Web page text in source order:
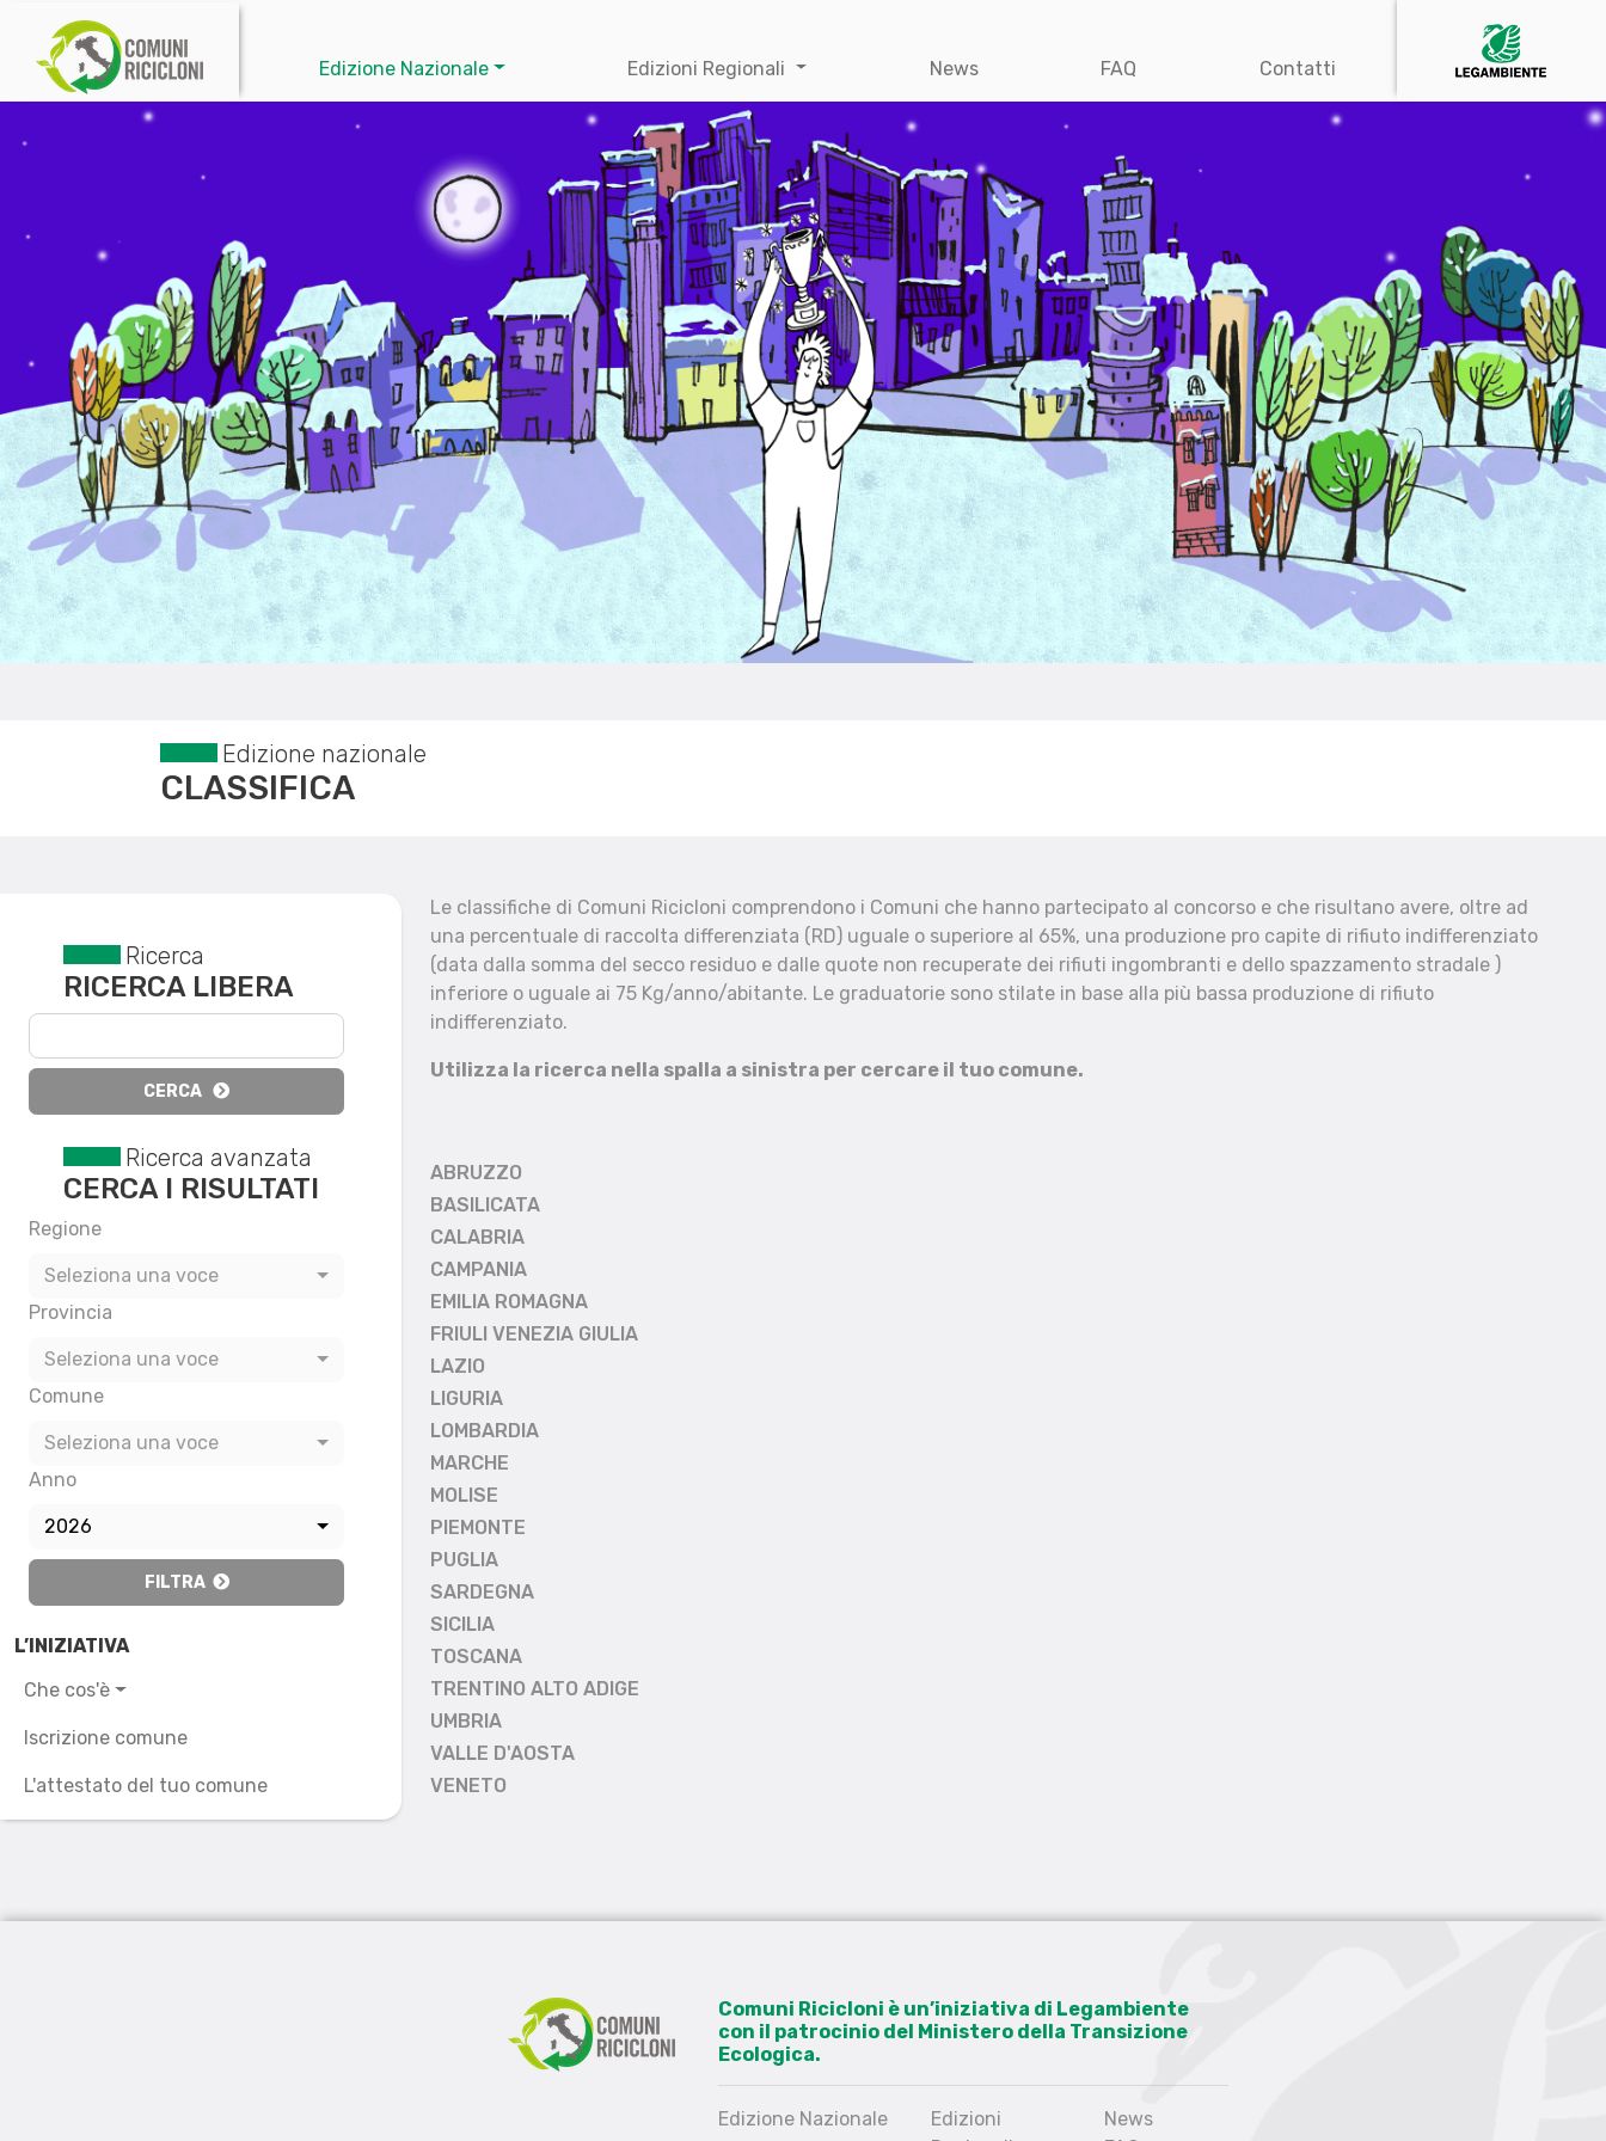
Edizione Nazionale Edizioni Regionali News FAQ Contatti
Edizione nazionale
CLASSIFICA
Reset filtri
Ricerca
RICERCA LIBERA
CERCA
Ricerca avanzata
CERCA I RISULTATI
Regione
Seleziona una voce
Provincia
Seleziona una voce
Comune
Seleziona una voce
Anno
2026
FILTRA
L’INIZIATIVA
Che cos'è
Iscrizione comune
L'attestato del tuo comune
Le classifiche di Comuni Ricicloni comprendono i Comuni che hanno partecipato al concorso e che risultano avere, oltre ad
una percentuale di raccolta differenziata (RD) uguale o superiore al 65%, una produzione pro capite di rifiuto indifferenziato
(data dalla somma del secco residuo e dalle quote non recuperate dei rifiuti ingombranti e dello spazzamento stradale )
inferiore o uguale ai 75 Kg/anno/abitante. Le graduatorie sono stilate in base alla più bassa produzione di rifiuto
indifferenziato.
Utilizza la ricerca nella spalla a sinistra per cercare il tuo comune.
ABRUZZO
BASILICATA
CALABRIA
CAMPANIA
EMILIA ROMAGNA
FRIULI VENEZIA GIULIA
LAZIO
LIGURIA
LOMBARDIA
MARCHE
MOLISE
PIEMONTE
PUGLIA
SARDEGNA
SICILIA
TOSCANA
TRENTINO ALTO ADIGE
UMBRIA
VALLE D'AOSTA
VENETO
Comuni Ricicloni è un’iniziativa di Legambiente
con il patrocinio del Ministero della Transizione
Ecologica.
Edizione Nazionale
Edizioni
News